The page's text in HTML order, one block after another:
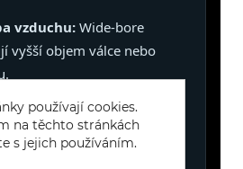
vzduchu:Wide-bore
vyšší objem válce nebo
Pro optimální výkon
nastavit hop-up systém a
BB kuličky.
používají cookies.
na těchto stránkách
s jejich používáním.